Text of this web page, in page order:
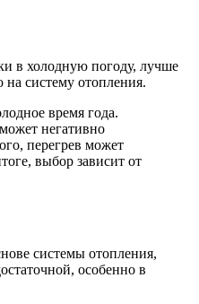
в холодную погоду, лучше
на систему отопления.
время года.
негативно
перегрев может
выбор зависит от
системы отопления,
особенно в